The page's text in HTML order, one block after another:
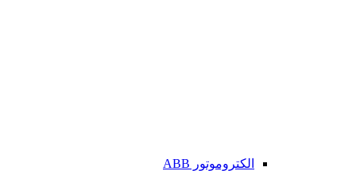
الکتروموتور ABB